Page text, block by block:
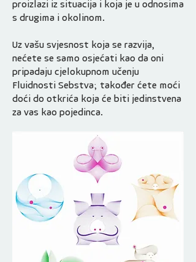
proizlazi iz situacija i koja je u odnosima
s drugima i okolinom.
Uz vašu svjesnost koja se razvija,
nećete se samo osjećati kao da oni
pripadaju cjelokupnom učenju
Fluidnosti Sebstva; također ćete moći
doći do otkrića koja će biti jedinstvena
za vas kao pojedinca.